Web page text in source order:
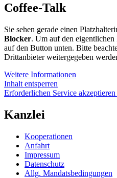
Coffee-Talk
Sie sehen gerade einen
Blocker. Um auf den
auf den Button unten. Bitte
Drittanbieter weitergegeben
Weitere Informationen
Inhalt entsperren
Erforderlichen Service
Kanzlei
Kooperationen
Anfahrt
Impressum
Datenschutz
Allg. Mandatsbedingungen